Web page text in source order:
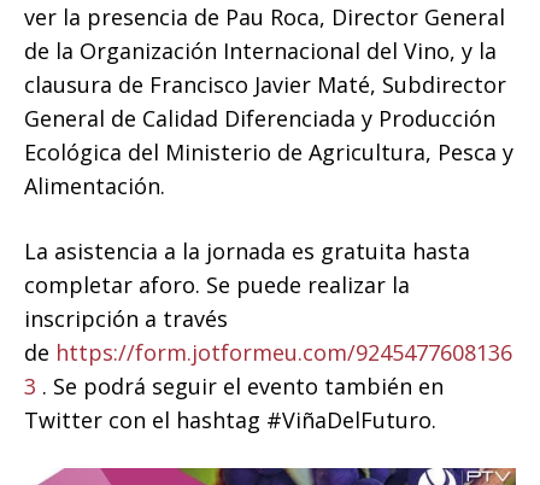
ver la presencia de Pau Roca, Director General
de la Organización Internacional del Vino, y la
clausura de Francisco Javier Maté, Subdirector
General de Calidad Diferenciada y Producción
Ecológica del Ministerio de Agricultura, Pesca y
Alimentación.
La asistencia a la jornada es gratuita hasta
completar aforo. Se puede realizar la
inscripción a través
de https://form.jotformeu.com/9245477608136
3 . Se podrá seguir el evento también en
Twitter con el hashtag #ViñaDelFuturo.